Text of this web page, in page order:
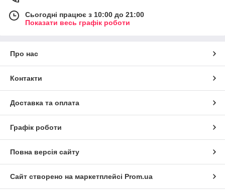
Сьогодні працює з 10:00 до 21:00
Показати весь графік роботи
Про нас
Контакти
Доставка та оплата
Графік роботи
Повна версія сайту
Сайт створено на маркетплейсі Prom.ua